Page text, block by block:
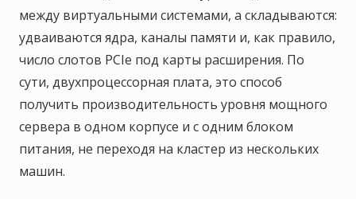
между виртуальными системами, а складываются:
удваиваются ядра, каналы памяти и, как правило,
число слотов PCIe под карты расширения. По
сути, двухпроцессорная плата, это способ
получить производительность уровня мощного
сервера в одном корпусе и с одним блоком
питания, не переходя на кластер из нескольких
машин.